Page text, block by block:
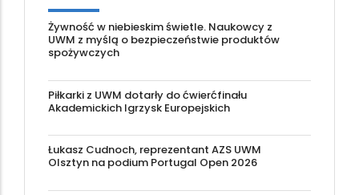
Żywność w niebieskim świetle. Naukowcy z
UWM z myślą o bezpieczeństwie produktów
spożywczych
Piłkarki z UWM dotarły do ćwierćfinału
Akademickich Igrzysk Europejskich
Łukasz Cudnoch, reprezentant AZS UWM
Olsztyn na podium Portugal Open 2026